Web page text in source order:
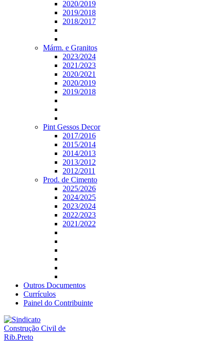
2020/2019
2019/2018
2018/2017
Márm. e Granitos
2023/2024
2021/2023
2020/2021
2020/2019
2019/2018
Pint Gessos Decor
2017/2016
2015/2014
2014/2013
2013/2012
2012/2011
Prod. de Cimento
2025/2026
2024/2025
2023/2024
2022/2023
2021/2022
Outros Documentos
Currículos
Painel do Contribuinte